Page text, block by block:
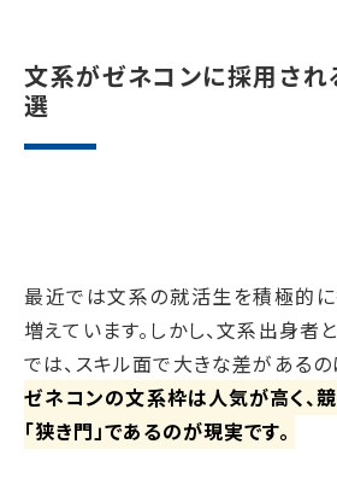
文系がゼネコンに採用さ
選
最近では文系の就活生を積極的
増えています。しかし、文系出身者
では、スキル面で大きな差があるの
ゼネコンの文系枠は人気が高く、
「狭き門」であるのが現実です。